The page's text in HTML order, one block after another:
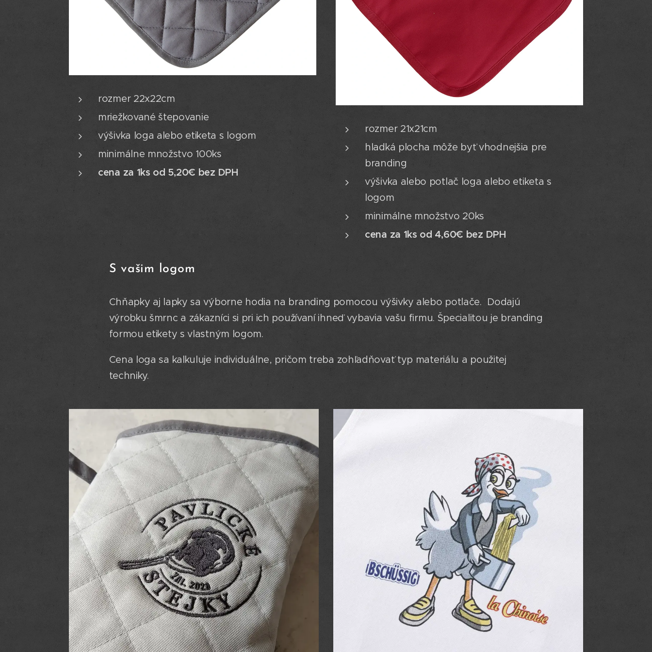
rozmer 22x22cm
mriežkované štepovanie
výšivka loga alebo etiketa s logom
minimálne množstvo 100ks
cena za 1ks od 5,20€ bez DPH
rozmer 21x21cm
hladká plocha môže byť vhodnejšia pre
branding
výšivka alebo potlač loga alebo etiketa s
logom
minimálne množstvo 20ks
cena za 1ks od 4,60€ bez DPH
S vašim logom
Chňapky aj lapky sa výborne hodia na branding pomocou výšivky alebo potlače. Dodajú
výrobku šmrnc a zákazníci si pri ich používaní ihneď vybavia vašu firmu. Špecialitou je branding
formou etikety s vlastným logom.
Cena loga sa kalkuluje individuálne, pričom treba zohľadňovať typ materiálu a použitej
techniky.